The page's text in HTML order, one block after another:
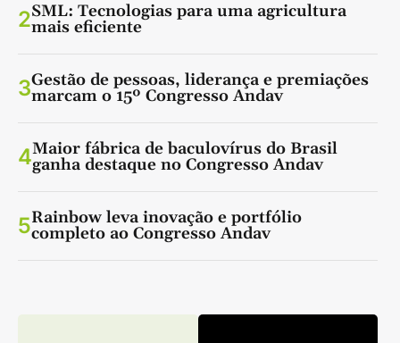
2SML: Tecnologias para uma agricultura
mais eficiente
3Gestão de pessoas, liderança e premiações
marcam o 15º Congresso Andav
4Maior fábrica de baculovírus do Brasil
ganha destaque no Congresso Andav
5Rainbow leva inovação e portfólio
completo ao Congresso Andav